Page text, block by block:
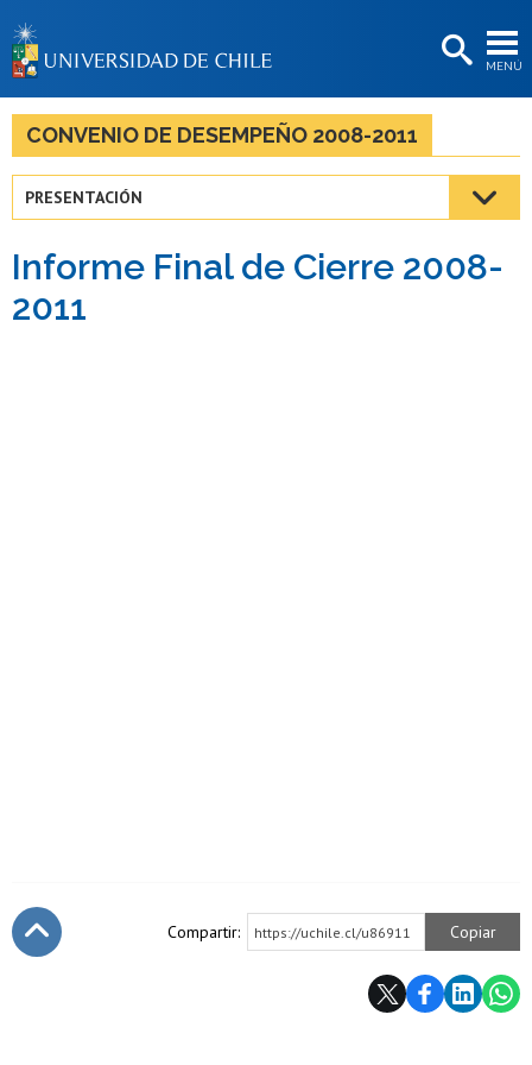
MENÚ
BIBLIOTECAS
LA UNIVERSIDAD
Estudiantes
Académicas/os
CONVENIO DE DESEMPEÑO 2008-2011
PRESENTACIÓN
Informe Final de Cierre 2008-
2011
Compartir: https://uchile.cl/u86911 Copiar